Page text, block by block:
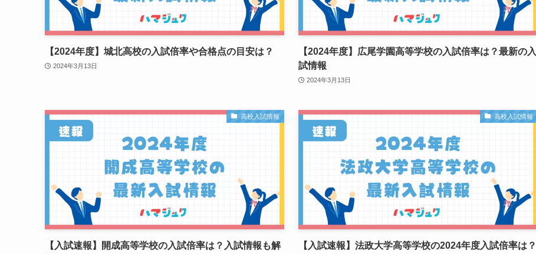
【2024年度】城北高校の入試倍率や合格点の目安は？
2024年3月13日
【2024年度】広尾学園高等学校の入試倍率は？最新の入
試情報
2024年3月13日
高校入試情報
【入試速報】開成高等学校の入試倍率は？入試情報も解
高校入試情報
【入試速報】法政大学高等学校の2024年度入試倍率は？